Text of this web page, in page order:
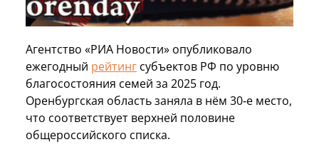
Агентство «РИА Новости» опубликовало
ежегодный рейтинг субъектов РФ по уровню
благосостояния семей за 2025 год.
Оренбургская область заняла в нём 30‑е место,
что соответствует верхней половине
общероссийского списка.